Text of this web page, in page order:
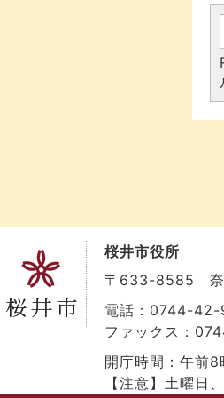
桜井市役所
〒633-8585 奈
電話：0744-42-
ファックス：
開庁時間：午前
【注意】土曜日